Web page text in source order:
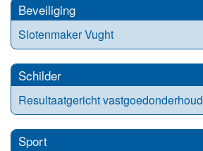
Beveiliging
Slotenmaker Vught
Schilder
Resultaatgericht vastgoedonderhoud
Sport